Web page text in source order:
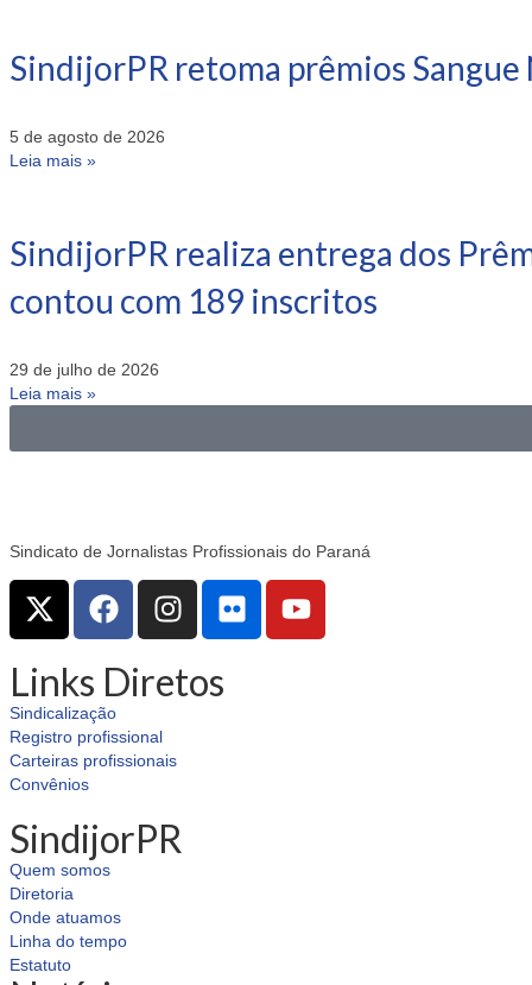
SindijorPR retoma prêmios
5 de agosto de 2026
Leia mais »
SindijorPR realiza entrega dos
contou com 189 inscritos
29 de julho de 2026
Leia mais »
Sindicato de Jornalistas Profissionais do Paraná
Links Diretos
Sindicalização
Registro profissional
Carteiras profissionais
Convênios
SindijorPR
Quem somos
Diretoria
Onde atuamos
Linha do tempo
Estatuto